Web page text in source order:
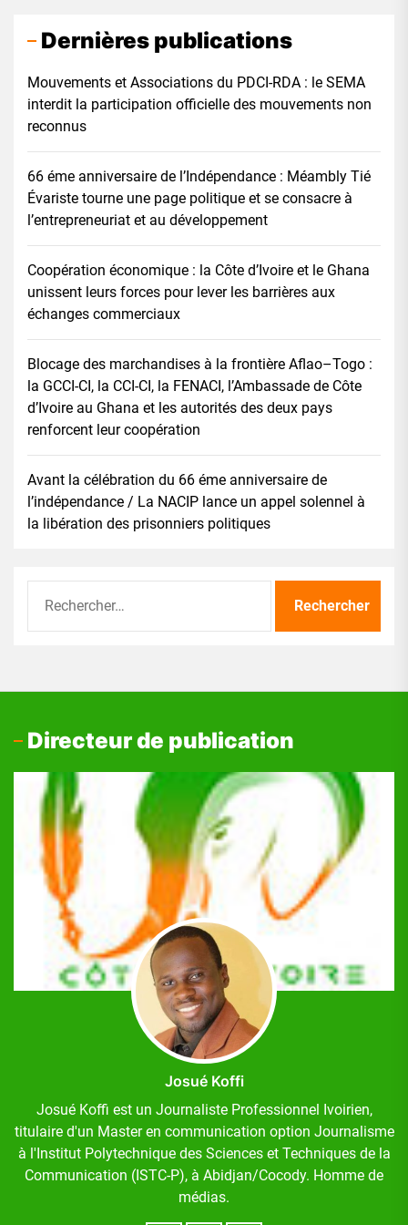
Dernières publications
Mouvements et Associations du PDCI-RDA : le SEMA
interdit la participation officielle des mouvements non
reconnus
66 éme anniversaire de l’Indépendance : Méambly Tié
Évariste tourne une page politique et se consacre à
l’entrepreneuriat et au développement
Coopération économique : la Côte d’Ivoire et le Ghana
unissent leurs forces pour lever les barrières aux
échanges commerciaux
Blocage des marchandises à la frontière Aflao–Togo :
la GCCI-CI, la CCI-CI, la FENACI, l’Ambassade de Côte
d’Ivoire au Ghana et les autorités des deux pays
renforcent leur coopération
Avant la célébration du 66 éme anniversaire de
l’indépendance / La NACIP lance un appel solennel à
la libération des prisonniers politiques
Directeur de publication
Josué Koffi
Josué Koffi est un Journaliste Professionnel Ivoirien,
titulaire d'un Master en communication option Journalisme
à l'Institut Polytechnique des Sciences et Techniques de la
Communication (ISTC-P), à Abidjan/Cocody. Homme de
médias.